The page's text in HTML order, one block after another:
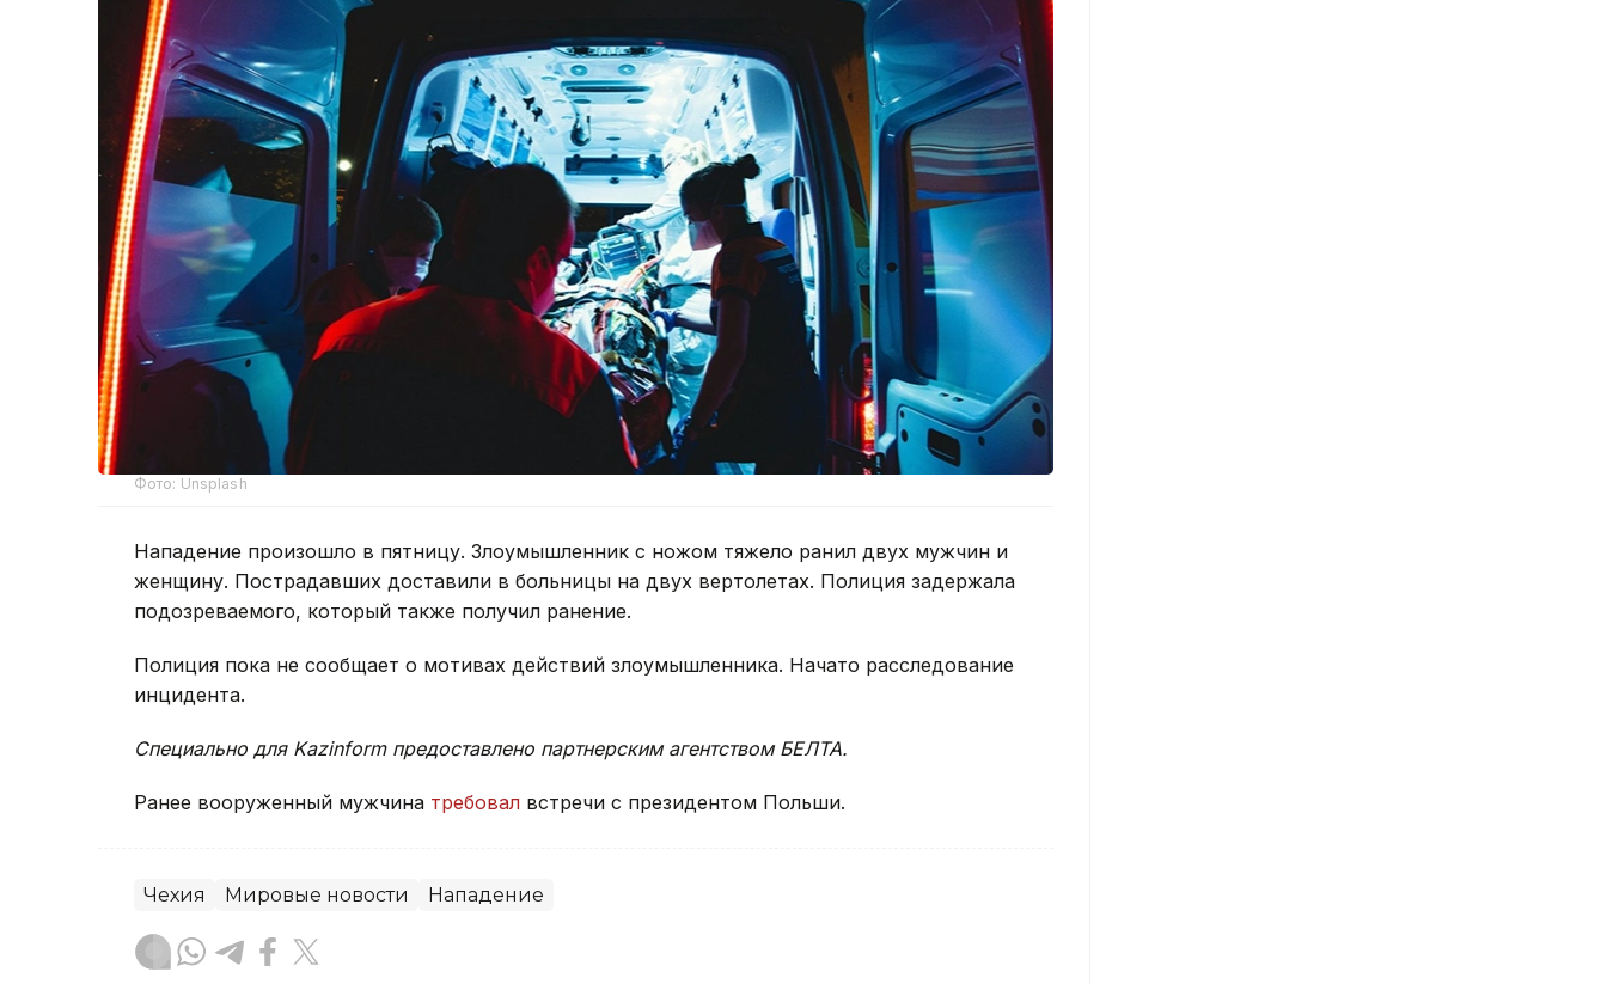
Фото: Unsplash
Нападение произошло в пятницу. Злоумышленник с ножом тяжело ранил двух мужчин и
женщину. Пострадавших доставили в больницы на двух вертолетах. Полиция задержала
подозреваемого, который также получил ранение.
Полиция пока не сообщает о мотивах действий злоумышленника. Начато расследование
инцидента.
Специально для Kazinform предоставлено партнерским агентством БЕЛТА.
Ранее вооруженный мужчина требовал встречи с президентом Польши.
Чехия Мировые новости Нападение